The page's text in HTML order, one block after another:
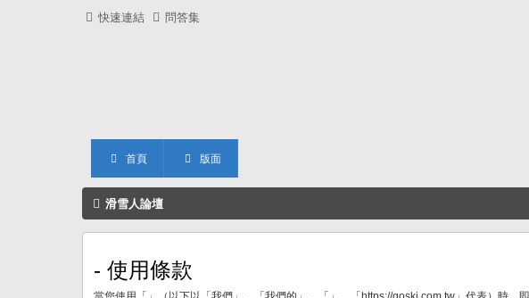
快速連結 問答集
首頁 版面
滑雪人論壇
- 使用條款